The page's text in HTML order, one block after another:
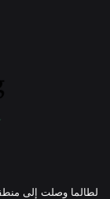
لطالما وصلت إلى